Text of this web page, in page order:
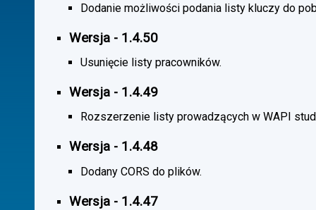
Dodanie możliwości podania listy kluczy do
Wersja - 1.4.50
Usunięcie listy pracowników.
Wersja - 1.4.49
Rozszerzenie listy prowadzących w WAPI
Wersja - 1.4.48
Dodany CORS do plików.
Wersja - 1.4.47